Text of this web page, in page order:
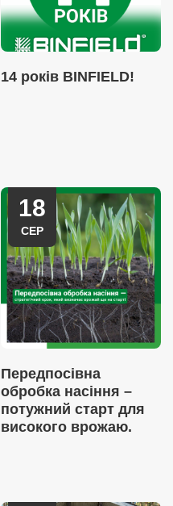
14 років BINFIELD!
18
СЕР
Передпосівна
обробка насіння –
потужний старт для
високого врожаю.